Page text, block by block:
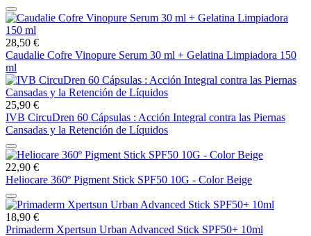
28,50 €
Caudalie Cofre Vinopure Serum 30 ml + Gelatina Limpiadora 150
ml
25,90 €
IVB CircuDren 60 Cápsulas : Acción Integral contra las Piernas
Cansadas y la Retención de Líquidos
22,90 €
Heliocare 360º Pigment Stick SPF50 10G - Color Beige
18,90 €
Primaderm Xpertsun Urban Advanced Stick SPF50+ 10ml